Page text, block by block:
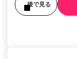
後で見る